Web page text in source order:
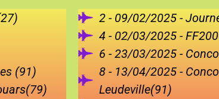
(91)
2 - 09/02/2025 -
4 - 02/03/2025 -
6 - 23/03/2025 -
8 - 13/04/2025 -
Leudeville(91)